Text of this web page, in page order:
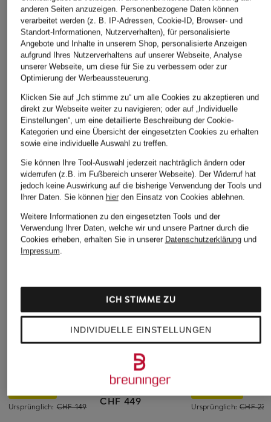
Ursprünglich: CHF 149
Trench-Jacke
CABASY
CHF 449 Ursprünglich:CHF 239
anderen Seiten anzuzeigen. Personenbezogene Daten können
verarbeitet werden (z. B. IP-Adressen, Cookie-ID, Browser- und
Standort-Informationen, Nutzerverhalten), für personalisierte
Angebote und Inhalte in unserem Shop, personalisierte Anzeigen
aufgrund Ihres Nutzerverhaltens auf unserer Webseite, Analyse
unserer Webseite, um diese für Sie zu verbessern oder zur
Optimierung der Werbeaussteuerung.
Klicken Sie auf „Ich stimme zu“ um alle Cookies zu akzeptieren und
direkt zur Webseite weiter zu navigieren; oder auf „Individuelle
Einstellungen“, um eine detaillierte Beschreibung der Cookie-
Kategorien und eine Übersicht der eingesetzten Cookies zu erhalten
sowie eine individuelle Auswahl zu treffen.
Sie können Ihre Tool-Auswahl jederzeit nachträglich ändern oder
widerrufen (z.B. im Fußbereich unserer Webseite). Der Widerruf hat
jedoch keine Auswirkung auf die bisherige Verwendung der Tools und
Ihrer Daten. Sie können hierden Einsatz von Cookies ablehnen.
Weitere Informationen zu den eingesetzten Tools und der
Verwendung Ihrer Daten, welche wir und unsere Partner durch die
Cookies erheben, erhalten Sie in unserer Datenschutzerklärungund
Impressum.
INDIVIDUELLE EINSTELLUNGEN
ICH STIMME ZU